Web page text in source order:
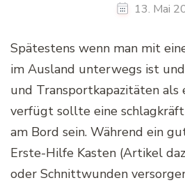
13. Mai
Spätestens wenn man mit
im Ausland unterwegs ist
und Transportkapazitäten als
verfügt sollte eine
am Bord sein. Während ein
Erste-Hilfe Kasten (Artikel
oder Schnittwunden